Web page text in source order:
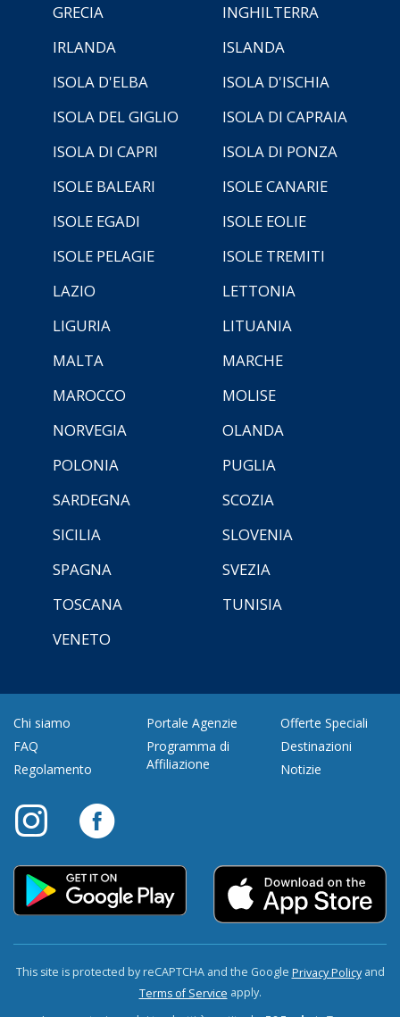
GRECIA
INGHILTERRA
IRLANDA
ISLANDA
ISOLA D'ELBA
ISOLA D'ISCHIA
ISOLA DEL GIGLIO
ISOLA DI CAPRAIA
ISOLA DI CAPRI
ISOLA DI PONZA
ISOLE BALEARI
ISOLE CANARIE
ISOLE EGADI
ISOLE EOLIE
ISOLE PELAGIE
ISOLE TREMITI
LAZIO
LETTONIA
LIGURIA
LITUANIA
MALTA
MARCHE
MAROCCO
MOLISE
NORVEGIA
OLANDA
POLONIA
PUGLIA
SARDEGNA
SCOZIA
SICILIA
SLOVENIA
SPAGNA
SVEZIA
TOSCANA
TUNISIA
VENETO
Chi siamo
FAQ
Regolamento
Portale Agenzie
Programma di
Affiliazione
Offerte Speciali
Destinazioni
Notizie
This site is protected by reCAPTCHA and the Google Privacy Policyand
Terms of Service apply.